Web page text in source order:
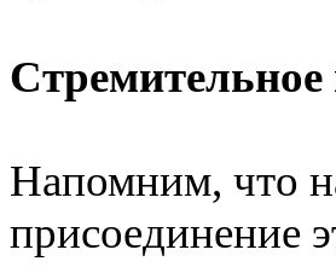
Стремительное
Напомним, что
присоединение